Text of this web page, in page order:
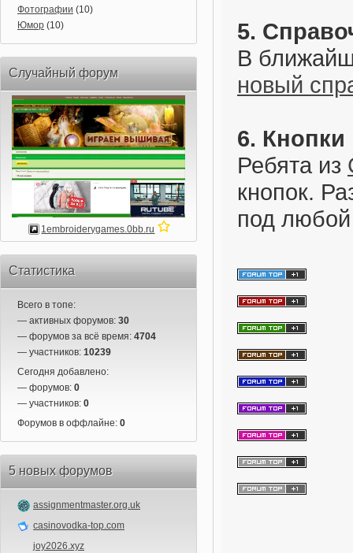
Фотографии (10)
Юмор (10)
Случайный форум
1embroiderygames.0bb.ru
Статистика
Всего в топе:
— активных форумов: 30
— форумов за всё время: 4704
— участников: 10239
Сегодня добавлено:
— форумов: 0
— участников: 0
Форумов в оффлайне: 0
5 новых форумов
assignmentmaster.org.uk
casinovodka-top.com
joy2026.xyz
5.
В
новый
6. Кнопки
Ребята из
кнопок.
под